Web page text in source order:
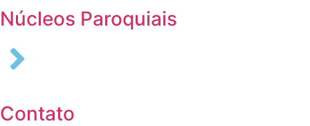
Núcleos Paroquiais
Contato